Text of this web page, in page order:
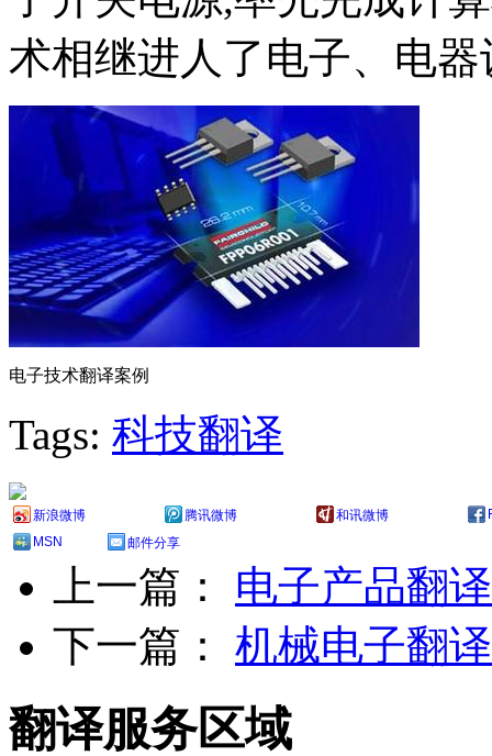
术相继进人了电子、电
电子技术翻译案例
Tags: 科技翻译
新浪微博 腾讯微博 和讯微博
MSN
邮件分享
上一篇： 电子产品翻译
下一篇： 机械电子翻译
翻译服务区域